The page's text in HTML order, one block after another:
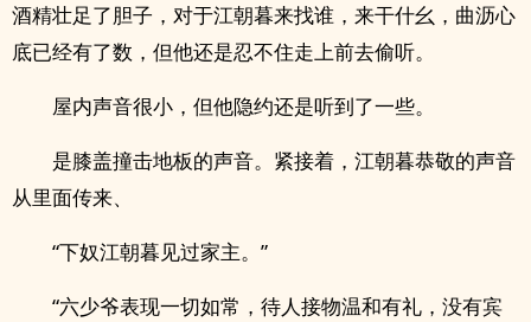
酒精壮足了胆子，对于江朝暮来找谁，来干什幺，曲沥心
底已经有了数，但他还是忍不住走上前去偷听。
屋内声音很小，但他隐约还是听到了一些。
是膝盖撞击地板的声音。紧接着，江朝暮恭敬的声音
从里面传来、
“下奴江朝暮见过家主。”
“六少爷表现一切如常，待人接物温和有礼，没有宾